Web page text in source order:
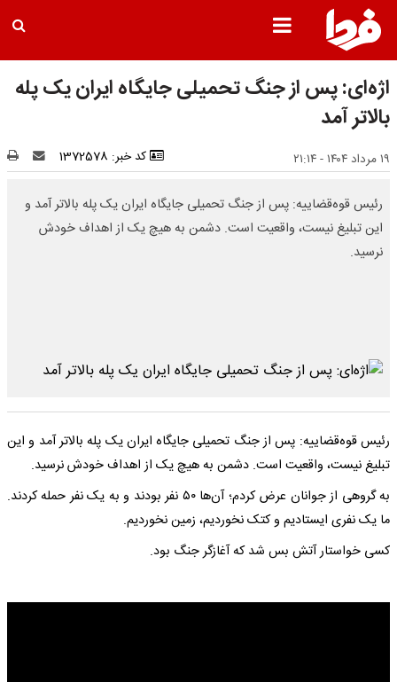
اژه‌ای: پس از جنگ تحمیلی جایگاه ایران یک پله
بالاتر آمد
۱۹ مرداد ۱۴۰۴ - ۲۱:۱۴ کد خبر: 1372578
رئیس قوه‌قضاییه: پس از جنگ تحمیلی جایگاه ایران یک پله بالاتر آمد و
این تبلیغ نیست، واقعیت است. دشمن به هیچ یک از اهداف خودش
نرسید.
رئیس قوه‌قضاییه: پس از جنگ تحمیلی جایگاه ایران یک پله بالاتر آمد و این
تبلیغ نیست، واقعیت است. دشمن به هیچ یک از اهداف خودش نرسید.
به گروهی از جوانان عرض کردم‌؛ آن‌ها ۵۰ نفر بودند و به یک نفر حمله کردند.
ما یک نفری ایستادیم و کتک نخوردیم، زمین نخوردیم.
کسی خواستار آتش بس شد که آغازگر جنگ بود.